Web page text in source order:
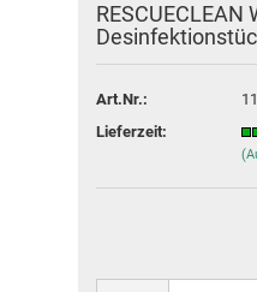
RESCUECLEAN
Art.Nr.:
Lieferzeit: